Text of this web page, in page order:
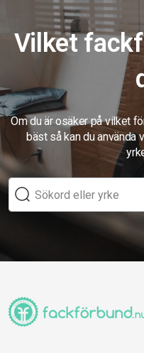
Vilket
Om du är osäker på vilket
bäst så kan du använda